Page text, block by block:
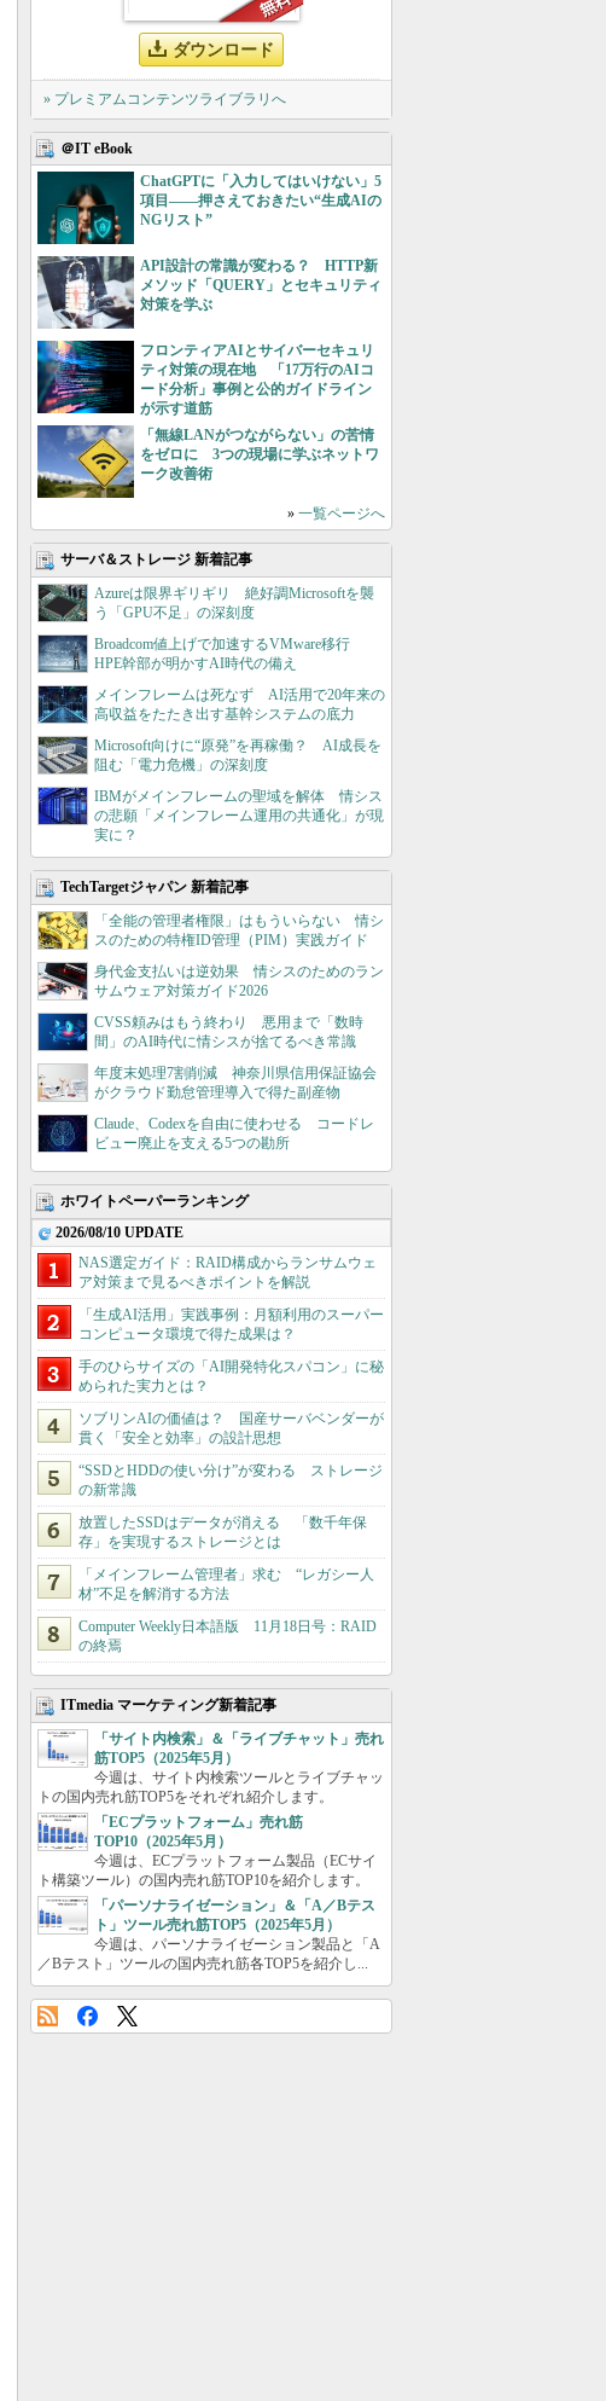
ダウンロード
» プレミアムコンテンツライブラリへ
＠IT eBook
ChatGPTに「入力してはいけない」5
項目――押さえておきたい“生成AIの
NGリスト”
API設計の常識が変わる？ HTTP新
メソッド「QUERY」とセキュリティ
対策を学ぶ
フロンティアAIとサイバーセキュリ
ティ対策の現在地 「17万行のAIコ
ード分析」事例と公的ガイドライン
が示す道筋
「無線LANがつながらない」の苦情
をゼロに 3つの現場に学ぶネットワ
ーク改善術
» 一覧ページへ
サーバ＆ストレージ 新着記事
Azureは限界ギリギリ 絶好調Microsoftを襲
う「GPU不足」の深刻度
Broadcom値上げで加速するVMware移行
HPE幹部が明かすAI時代の備え
メインフレームは死なず AI活用で20年来の
高収益をたたき出す基幹システムの底力
Microsoft向けに“原発”を再稼働？ AI成長を
阻む「電力危機」の深刻度
IBMがメインフレームの聖域を解体 情シス
の悲願「メインフレーム運用の共通化」が現
実に？
TechTargetジャパン 新着記事
「全能の管理者権限」はもういらない 情シ
スのための特権ID管理（PIM）実践ガイド
身代金支払いは逆効果 情シスのためのラン
サムウェア対策ガイド2026
CVSS頼みはもう終わり 悪用まで「数時
間」のAI時代に情シスが捨てるべき常識
年度末処理7割削減 神奈川県信用保証協会
がクラウド勤怠管理導入で得た副産物
Claude、Codexを自由に使わせる コードレ
ビュー廃止を支える5つの勘所
ホワイトペーパーランキング
2026/08/10 UPDATE
NAS選定ガイド：RAID構成からランサムウェ
ア対策まで見るべきポイントを解説
「生成AI活用」実践事例：月額利用のスーパー
コンピュータ環境で得た成果は？
手のひらサイズの「AI開発特化スパコン」に秘
められた実力とは？
ソブリンAIの価値は？ 国産サーバベンダーが
貫く「安全と効率」の設計思想
“SSDとHDDの使い分け”が変わる ストレージ
の新常識
放置したSSDはデータが消える 「数千年保
存」を実現するストレージとは
「メインフレーム管理者」求む “レガシー人
材”不足を解消する方法
Computer Weekly日本語版 11月18日号：RAID
の終焉
ITmedia マーケティング新着記事
「サイト内検索」＆「ライブチャット」売れ
筋TOP5（2025年5月）
今週は、サイト内検索ツールとライブチャッ
トの国内売れ筋TOP5をそれぞれ紹介します。
「ECプラットフォーム」売れ筋
TOP10（2025年5月）
今週は、ECプラットフォーム製品（ECサイ
ト構築ツール）の国内売れ筋TOP10を紹介します。
「パーソナライゼーション」＆「A／Bテス
ト」ツール売れ筋TOP5（2025年5月）
今週は、パーソナライゼーション製品と「A
／Bテスト」ツールの国内売れ筋各TOP5を紹介し...